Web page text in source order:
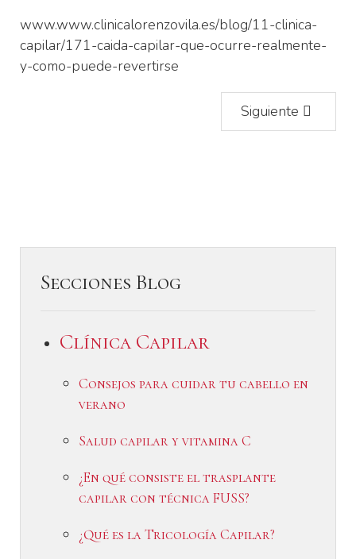
www.www.clinicalorenzovila.es/blog/11-clinica-
capilar/171-caida-capilar-que-ocurre-realmente-
y-como-puede-revertirse
Siguiente
Secciones Blog
Clínica Capilar
Consejos para cuidar tu cabello en
verano
Salud capilar y vitamina C
¿En qué consiste el trasplante
capilar con técnica FUSS?
¿Qué es la Tricología Capilar?